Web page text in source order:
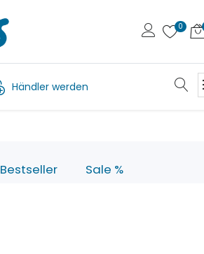
Händler werden
Bestseller Sale %